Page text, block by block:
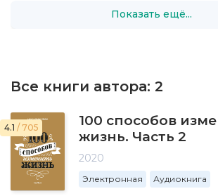
Показать ещё...
Все книги автора: 2
4.1 / 705
100 способов
жизнь. Часть 2
2020
Электронная Аудиокнига